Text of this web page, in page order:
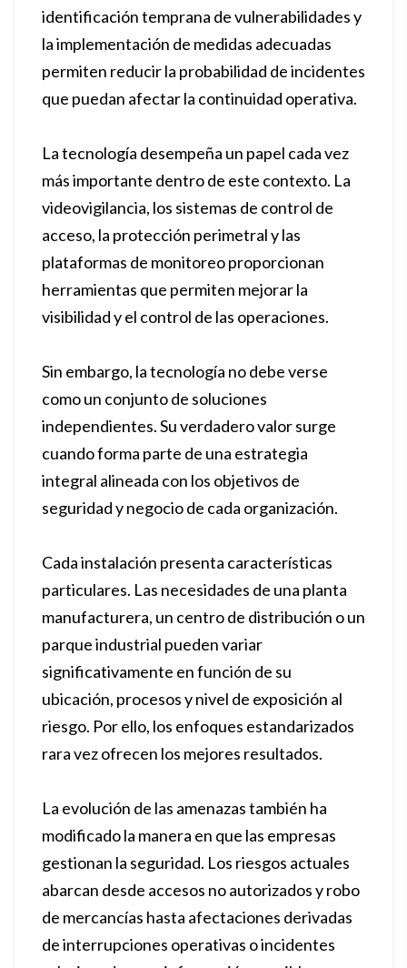
identificación temprana de vulnerabilidades y
la implementación de medidas adecuadas
permiten reducir la probabilidad de incidentes
que puedan afectar la continuidad operativa.
La tecnología desempeña un papel cada vez
más importante dentro de este contexto. La
videovigilancia, los sistemas de control de
acceso, la protección perimetral y las
plataformas de monitoreo proporcionan
herramientas que permiten mejorar la
visibilidad y el control de las operaciones.
Sin embargo, la tecnología no debe verse
como un conjunto de soluciones
independientes. Su verdadero valor surge
cuando forma parte de una estrategia
integral alineada con los objetivos de
seguridad y negocio de cada organización.
Cada instalación presenta características
particulares. Las necesidades de una planta
manufacturera, un centro de distribución o un
parque industrial pueden variar
significativamente en función de su
ubicación, procesos y nivel de exposición al
riesgo. Por ello, los enfoques estandarizados
rara vez ofrecen los mejores resultados.
La evolución de las amenazas también ha
modificado la manera en que las empresas
gestionan la seguridad. Los riesgos actuales
abarcan desde accesos no autorizados y robo
de mercancías hasta afectaciones derivadas
de interrupciones operativas o incidentes